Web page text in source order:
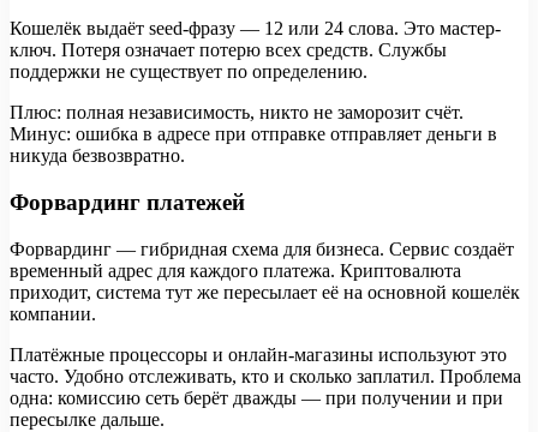
Кошелёк выдаёт seed-фразу — 12 или 24 слова. Это мастер-
ключ. Потеря означает потерю всех средств. Службы
поддержки не существует по определению.
Плюс: полная независимость, никто не заморозит счёт.
Минус: ошибка в адресе при отправке отправляет деньги в
никуда безвозвратно.
Форвардинг платежей
Форвардинг — гибридная схема для бизнеса. Сервис создаёт
временный адрес для каждого платежа. Криптовалюта
приходит, система тут же пересылает её на основной кошелёк
компании.
Платёжные процессоры и онлайн-магазины используют это
часто. Удобно отслеживать, кто и сколько заплатил. Проблема
одна: комиссию сеть берёт дважды — при получении и при
пересылке дальше.